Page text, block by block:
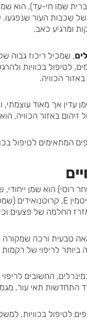
שמו חי-עד), הוא
שכבות העור
ומרגיע כאב.
, שמכיל ריכוז גבוה
לטיפול בכוויות
הכוויה.
עדין אך מאוד עוצמתי,
זיהום באזור הכוויה,
המתאימים לטיפול
רוסי) הוא שמן
החלמה של פצעים
טבעית ורכה שמקורה
לריפוי של רקמות
החשובים
התחדשות תאי עור,
לטיפול בכוויות,